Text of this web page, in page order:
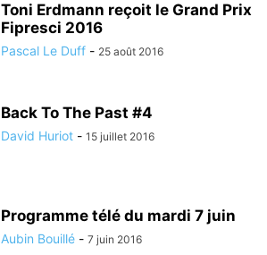
Toni Erdmann reçoit le Grand Prix
Fipresci 2016
Pascal Le Duff - 25 août 2016
Back To The Past #4
David Huriot - 15 juillet 2016
Programme télé du mardi 7 juin
Aubin Bouillé - 7 juin 2016